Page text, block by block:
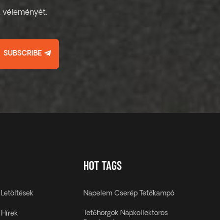
véleményét.
SUBSCRIBE
Letöltések
Hírek
HOT TAGS
Napelem Cserép Tetőkampó
Tetőhorgok Napkollektoros